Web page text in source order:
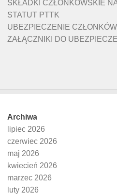
SKŁADKI CZŁONKOWSKIE
STATUT PTTK
UBEZPIECZENIE CZŁONKÓW
ZAŁĄCZNIKI DO
Archiwa
lipiec 2026
czerwiec 2026
maj 2026
kwiecień 2026
marzec 2026
luty 2026